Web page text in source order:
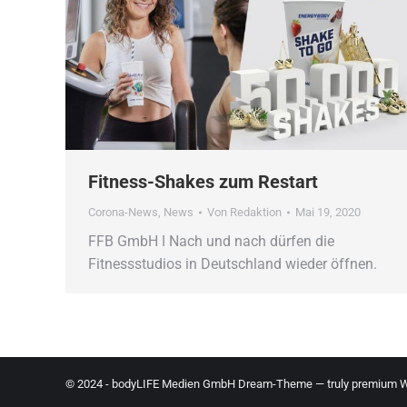
Fitness-Shakes zum Restart
Corona-News, News Von Redaktion Mai 19, 2020
FFB GmbH ǀ Nach und nach dürfen die
Fitnessstudios in Deutschland wieder öffnen.
© 2024 - bodyLIFE Medien GmbH Dream-Theme — truly premium